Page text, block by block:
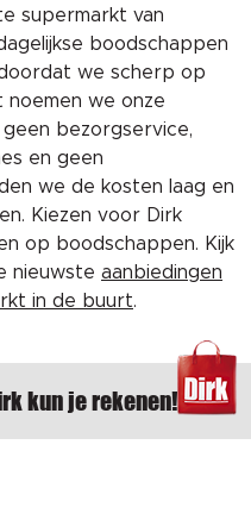
supermarkt van
boodschappen
we scherp op
we onze
bezorgservice,
en geen
we de kosten laag en
Kiezen voor Dirk
op boodschappen. Kijk
nieuwste aanbiedingen
in de buurt.
kun je rekenen!